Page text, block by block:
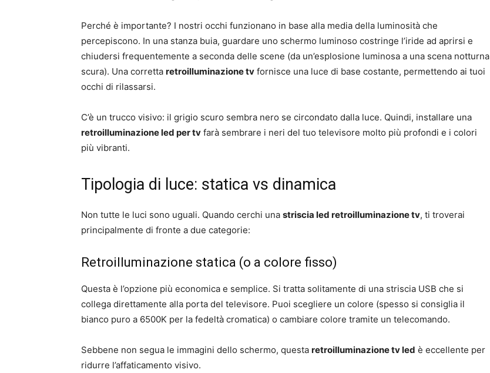
Perché è importante? I nostri occhi funzionano in base alla media della luminosità che
percepiscono. In una stanza buia, guardare uno schermo luminoso costringe l’iride ad aprirsi e
chiudersi frequentemente a seconda delle scene (da un’esplosione luminosa a una scena notturna
scura). Una corretta retroilluminazione tv fornisce una luce di base costante, permettendo ai tuoi
occhi di rilassarsi.
C’è un trucco visivo: il grigio scuro sembra nero se circondato dalla luce. Quindi, installare una
retroilluminazione led per tv farà sembrare i neri del tuo televisore molto più profondi e i colori
più vibranti.
Tipologia di luce: statica vs dinamica
Non tutte le luci sono uguali. Quando cerchi una striscia led retroilluminazione tv, ti troverai
principalmente di fronte a due categorie:
Retroilluminazione statica (o a colore fisso)
Questa è l’opzione più economica e semplice. Si tratta solitamente di una striscia USB che si
collega direttamente alla porta del televisore. Puoi scegliere un colore (spesso si consiglia il
bianco puro a 6500K per la fedeltà cromatica) o cambiare colore tramite un telecomando.
Sebbene non segua le immagini dello schermo, questa retroilluminazione tv led è eccellente per
ridurre l’affaticamento visivo.